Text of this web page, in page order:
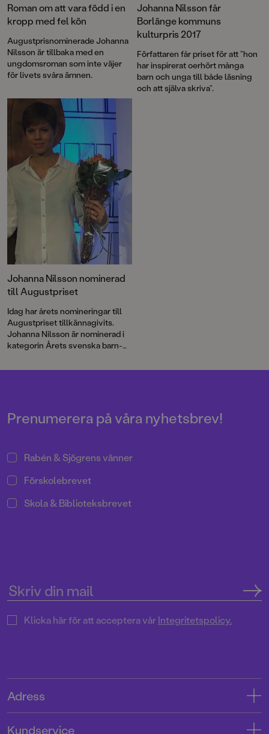
Roman om att vara född i en
kropp med fel kön
Augustprisnominerade Johanna
Nilsson är tillbaka med en
ungdomsroman som inte väjer
för livets svåra ämnen.
Johanna Nilsson får
Borlänge kommuns
kulturpris 2017
Författaren får priset för att ”hon
har inspirerat oerhört många
barn och unga till både läsning
och att själva skriva”.
Johanna Nilsson nominerad
till Augustpriset
Idag har årets nomineringar till
Augustpriset tillkännagivits.
Johanna Nilsson är nominerad i
kategorin Årets svenska barn-
bok För att väcka hon som
Prenumerera på våra nyhetsbrev!
Rabén & Sjögrens vänner
Förskolebrevet
Skola & Biblioteksbrevet
Klicka här för att acceptera vårIntegritetspolicy.
Adress
Kundservice